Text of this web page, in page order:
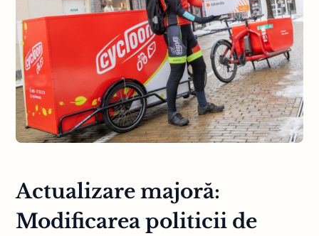
Actualizare majoră:
Modificarea politicii de